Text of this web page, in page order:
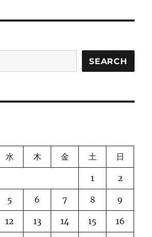
SEARCH
水 木 金 土 日
1 2
5 6 7 8 9
12 13 14 15 16